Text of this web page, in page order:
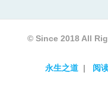
© Since 2018 All
永生之道
阅